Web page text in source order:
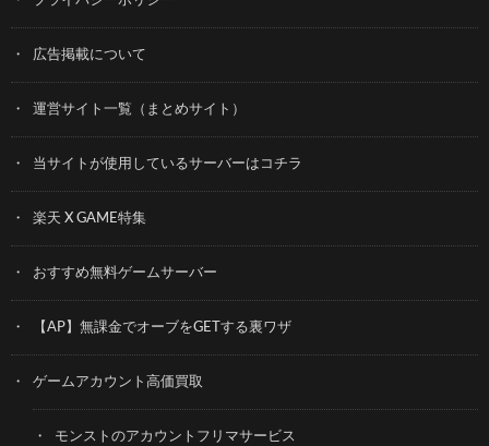
広告掲載について
運営サイト一覧（まとめサイト）
当サイトが使用しているサーバーはコチラ
楽天 X GAME特集
おすすめ無料ゲームサーバー
【AP】無課金でオーブをGETする裏ワザ
ゲームアカウント高価買取
モンストのアカウントフリマサービス